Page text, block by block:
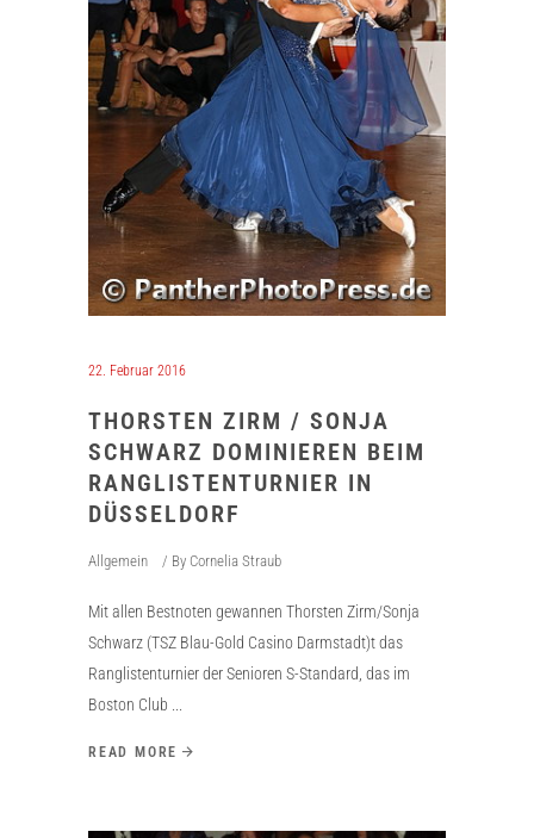
22. Februar 2016
THORSTEN ZIRM / SONJA
SCHWARZ DOMINIEREN BEIM
RANGLISTENTURNIER IN
DÜSSELDORF
Allgemein By Cornelia Straub
Mit allen Bestnoten gewannen Thorsten Zirm/Sonja
Schwarz (TSZ Blau-Gold Casino Darmstadt)t das
Ranglistenturnier der Senioren S-Standard, das im
Boston Club
READ MORE